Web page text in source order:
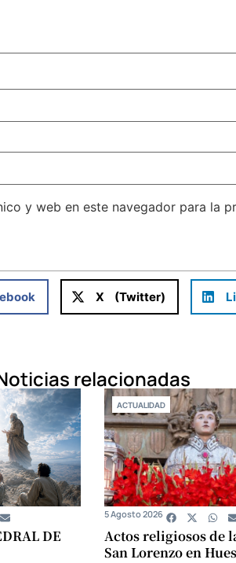
y web en este navegador para la
X (Twitter)
relacionadas
DE
ACTUALIDAD
Actos religiosos de
San Lorenzo en
5 Agosto 2026